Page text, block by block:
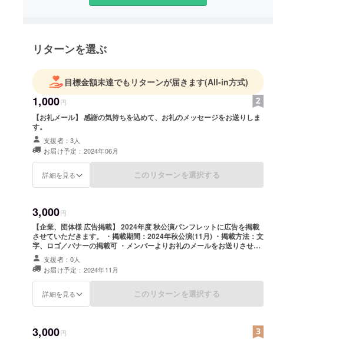
リターンを選ぶ
目標金額未達でもリターンが届きます(All-in方式)
1,000円
【お礼メール】 感謝の気持ちを込めて、お礼のメッセージをお送りしま
す。
支援者：3人
お届け予定：2024年06月
詳細を見る このリターンを選択する
3,000円
【企業、団体様 広告掲載】 2024年度 秋公演パンフレットに広告を掲載
させていただきます。 ・掲載期間：2024年秋公演(11月) ・掲載方法：文
字、ロゴ／バナーの掲載可 ・メンバーよりお礼のメールをお送りさせて
いただきます。返信にて広告の画像ファイルをお送りください。ファイ
ル形式の指定はありません。 ※支援時、必ず備考欄に掲載を希望される
お名前・企業名などをご記入ください。
支援者：0人
お届け予定：2024年11月
詳細を見る このリターンを選択する
3,000円